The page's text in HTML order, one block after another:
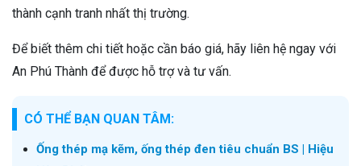
thành cạnh tranh nhất thị trường.
Để biết thêm chi tiết hoặc cần báo giá, hãy liên hệ ngay với
An Phú Thành để được hỗ trợ và tư vấn.
CÓ THỂ BẠN QUAN TÂM:
Ống thép mạ kẽm, ống thép đen tiêu chuẩn BS | Hiệu